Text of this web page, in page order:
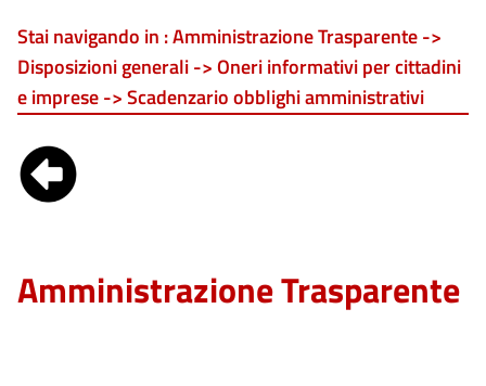
Stai navigando in :Amministrazione Trasparente ->
Disposizioni generali -> Oneri informativi per cittadini
e imprese -> Scadenzario obblighi amministrativi
Amministrazione Trasparente